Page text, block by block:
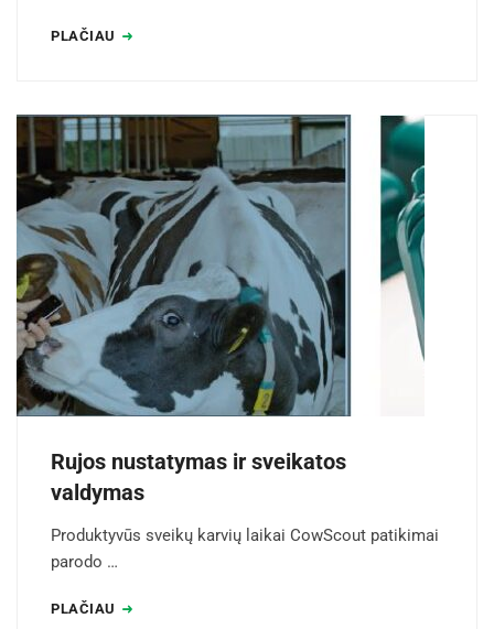
PLAČIAU
Rujos nustatymas ir sveikatos
valdymas
Produktyvūs sveikų karvių laikai CowScout patikimai
parodo …
PLAČIAU